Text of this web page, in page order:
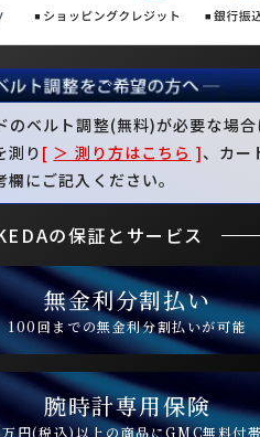
のベルト調整(無料)が必要な場合
測り [ ＞ 測り方はこちら ]、カー
にご記入ください。
の保証とサービス
無金利分割払い
100回までの無金利分割払いが可能
腕時計専用保険
円(税込)以上の商品にGMC無料付帯